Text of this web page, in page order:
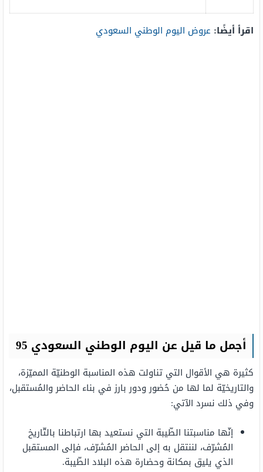
اقرأ أيضًا: عروض اليوم الوطني السعودي
أجمل ما قيل عن اليوم الوطني السعودي 95
كثيرة هي الأقوال التي تناولت هذه المناسبة الوطنيّة المميّزة،
والتاريخيّة لما لها من حُضور ودور بارز في بناء الحاضر والمُستقبل،
وفي ذلك نسرد الآتي:
إنّها مناسبتنا الطّيبة التي نستعيد بها ارتباطنا بالتّاريخ
المُشرّف، لننتقل به إلى الحاضر المُشرّف، فإلى المستقبل
الذي يليق بمكانة وحضارة هذه البلاد الطّيبة.